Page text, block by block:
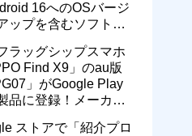
16へのOSバージ
ップを含むソフトウ
ラッグシップスマホ
Find X9」のau版
」がGoogle Play
品に登録！メーカー
ストアで「紹介プロ